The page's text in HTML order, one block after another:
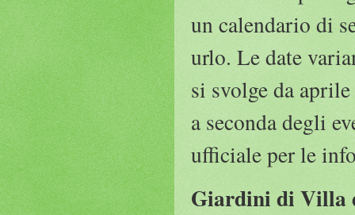
un calendario di
urlo. Le date
si svolge da
a seconda degli
ufficiale per le
Giardini di Villa